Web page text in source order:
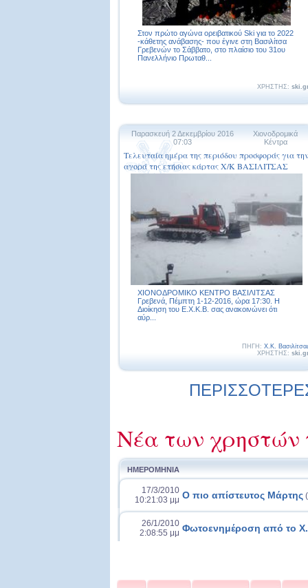
Στον πρώτο αγώνα ορειβατικού Ski για το 2022
-κάθετης ανάβασης- που έγινε στη Βασιλίτσα
Γρεβενών το Σάββατο, στο πλαίσιο του 31ου
Πανελλήνιο Πρωταθ...
ΧΡΗΣΤΗΣ:
Παρασκευή 2 Δεκεμβρίου 2016
07:03
Χιονοδρομικά
Κέντρα
Τελευταία ημέρα της περιόδου προσφοράς για την
αγορά της ετήσιας κάρτας Χ/Κ ΒΑΣΙΛΙΤΣΑΣ
ΧΙΟΝΟΔΡΟΜΙΚΟ ΚΕΝΤΡΟ ΒΑΣΙΛΙΤΣΑΣ
Γρεβενά, Πέμπτη 1-12-2016, ώρα 17:30. Η
Διοίκηση του Ε.Χ.Κ.Β. σας ανακοινώνει ότι
αύρ...
ΠΗΓΗ: Χ.Κ.
ΧΡΗΣΤΗΣ:
Νέα των χρηστών
ΗΜΕΡΟΜΗΝΙΑ
17/3/2010
10:21:03 μμ Ο πιο απίστευτος Μάρτης
26/1/2010
2:08:55 μμ Φωτοενημέροση από το